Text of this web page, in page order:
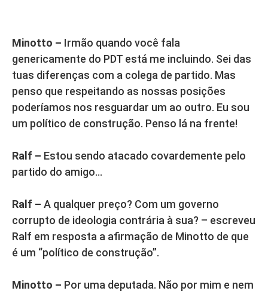
Minotto – Irmão quando você fala
genericamente do PDT está me incluindo. Sei das
tuas diferenças com a colega de partido. Mas
penso que respeitando as nossas posições
poderíamos nos resguardar um ao outro. Eu sou
um político de construção. Penso lá na frente!
Ralf – Estou sendo atacado covardemente pelo
partido do amigo…
Ralf – A qualquer preço? Com um governo
corrupto de ideologia contrária à sua? – escreveu
Ralf em resposta a afirmação de Minotto de que
é um “político de construção”.
Minotto – Por uma deputada. Não por mim e nem